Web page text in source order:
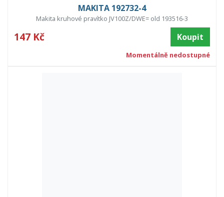
MAKITA 192732-4
Makita kruhové pravítko JV100Z/DWE= old 193516-3
147 Kč Koupit
Momentálně nedostupné